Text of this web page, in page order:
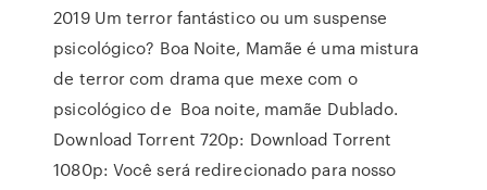
2019 Um terror fantástico ou um suspense
psicológico? Boa Noite, Mamãe é uma mistura
de terror com drama que mexe com o
psicológico de Boa noite, mamãe Dublado.
Download Torrent 720p: Download Torrent
1080p: Você será redirecionado para nosso